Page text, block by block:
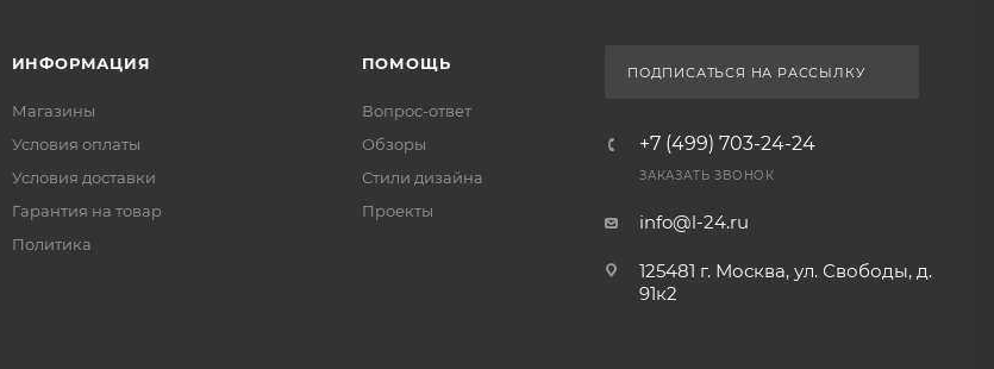
ИНФОРМАЦИЯ
Магазины
Условия оплаты
Условия доставки
Гарантия на товар
Политика
ПОМОЩЬ
Вопрос-ответ
Обзоры
Стили дизайна
Проекты
ПОДПИСАТЬСЯ НА РАССЫЛКУ
+7 (499) 703-24-24
ЗАКАЗАТЬ ЗВОНОК
info@l-24.ru
125481 г. Москва, ул. Свободы, д.
91к2